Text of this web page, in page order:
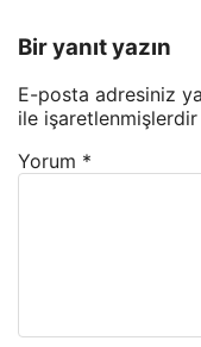
Bir yanıt yazın
E-posta adresiniz
ile işaretlenmişlerdir
Yorum *